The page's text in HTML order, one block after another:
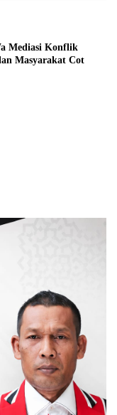
Mediasi Konflik
Masyarakat Cot